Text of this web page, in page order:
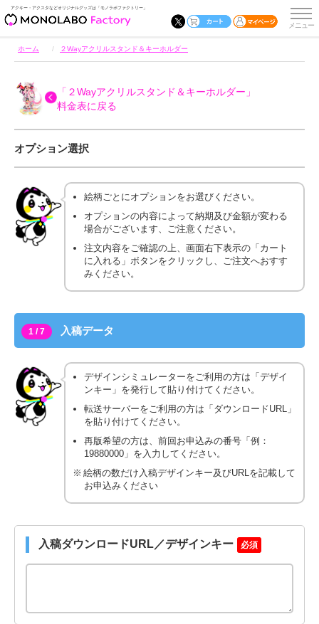
アクキー・アクスタなどオリジナルグッズは「モノラボファクトリー」
ホーム ２Wayアクリルスタンド＆キーホルダー
「２Wayアクリルスタンド＆キーホルダー」
料金表に戻る
オプション選択
絵柄ごとにオプションをお選びください。
オプションの内容によって納期及び金額が変わる
場合がございます、ご注意ください。
注文内容をご確認の上、画面右下表示の「カート
に入れる」ボタンをクリックし、ご注文へおすす
みください。
1 / 7 入稿データ
デザインシミュレーターをご利用の方は「デザイ
ンキー」を発行して貼り付けてください。
転送サーバーをご利用の方は「ダウンロードURL」
を貼り付けてください。
再版希望の方は、前回お申込みの番号「例：
19880000」を入力してください。
絵柄の数だけ入稿デザインキー及びURLを記載して
お申込みください
入稿ダウンロードURL／デザインキー 必須